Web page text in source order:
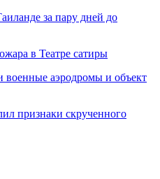
за пару дней до
в Театре сатиры
аэродромы и объект
признаки скрученного